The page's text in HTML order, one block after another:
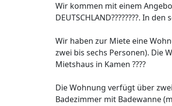
Wir kommen mit einem
DEUTSCHLAND????????. In
Wir haben zur Miete eine
zwei bis sechs Personen). Die
Mietshaus in Kamen ????
Die Wohnung verfügt über
Badezimmer mit Badewanne